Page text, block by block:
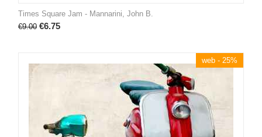
Times Square Jam - Mannarini, John B.
€9.00 €6.75
web - 25%